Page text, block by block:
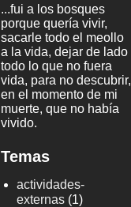
...fui a los bosques
porque quería vivir,
sacarle todo el meollo
a la vida, dejar de lado
todo lo que no fuera
vida, para no descubrir,
en el momento de mi
muerte, que no había
vivido.
Temas
actividades-
externas (1)